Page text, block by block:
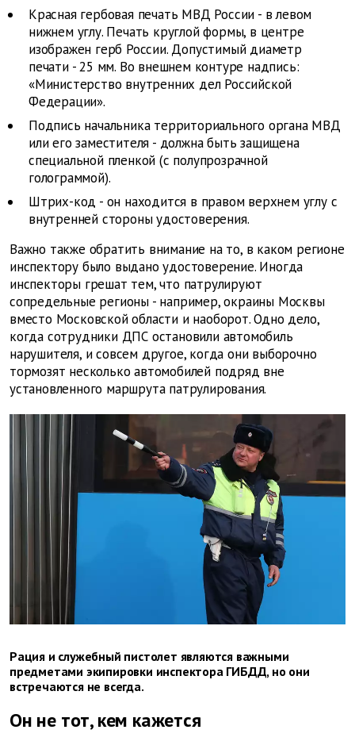
Красная гербовая печать МВД России - в левом
нижнем углу. Печать круглой формы, в центре
изображен герб России. Допустимый диаметр
печати - 25 мм. Во внешнем контуре надпись:
«Министерство внутренних дел Российской
Федерации».
Подпись начальника территориального органа МВД
или его заместителя - должна быть защищена
специальной пленкой (с полупрозрачной
голограммой).
Штрих-код - он находится в правом верхнем углу с
внутренней стороны удостоверения.
Важно также обратить внимание на то, в каком регионе
инспектору было выдано удостоверение. Иногда
инспекторы грешат тем, что патрулируют
сопредельные регионы - например, окраины Москвы
вместо Московской области и наоборот. Одно дело,
когда сотрудники ДПС остановили автомобиль
нарушителя, и совсем другое, когда они выборочно
тормозят несколько автомобилей подряд вне
установленного маршрута патрулирования.
Рация и служебный пистолет являются важными
предметами экипировки инспектора ГИБДД, но они
встречаются не всегда.
Он не тот, кем кажется